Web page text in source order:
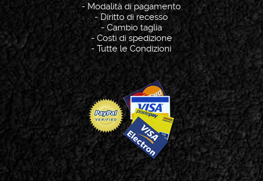
- Modalità di pagamento
-Diritto di recesso
- Cambio taglia
-Costi di spedizione
-Tutte le Condizioni